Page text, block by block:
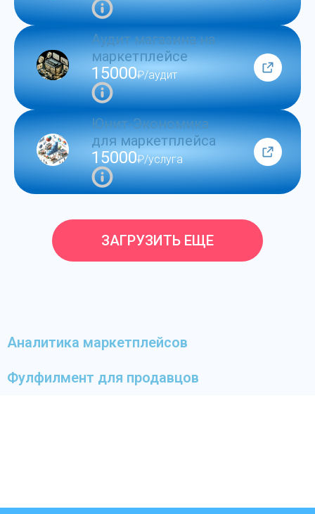
Аудит магазина на
маркетплейсе
15000₽/аудит
Юнит-Экономика
для маркетплейса
15000₽/услуга
ЗАГРУЗИТЬ ЕЩЕ
Аналитика маркетплейсов
Фулфилмент для продавцов